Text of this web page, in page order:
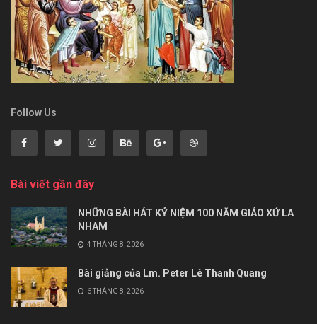
Follow Us
Bài viết gần đây
NHỮNG BÀI HÁT KỶ NIỆM 100 NĂM GIÁO XỨ LA
NHAM
4 THÁNG 8, 2026
Bài giảng của Lm. Peter Lê Thanh Quang
6 THÁNG 8, 2026